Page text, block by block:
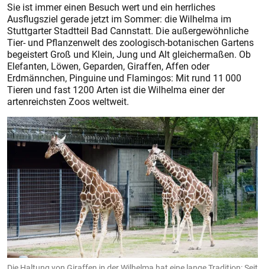
Sie ist immer einen Besuch wert und ein herrliches
Ausflugsziel gerade jetzt im Sommer: die Wilhelma im
Stuttgarter Stadtteil Bad Cannstatt. Die außergewöhnliche
Tier- und Pflanzenwelt des zoologisch-botanischen Gartens
begeistert Groß und Klein, Jung und Alt gleichermaßen. Ob
Elefanten, Löwen, Geparden, Giraffen, Affen oder
Erdmännchen, Pinguine und Flamingos: Mit rund 11 000
Tieren und fast 1200 Arten ist die Wilhelma einer der
artenreichsten Zoos weltweit.